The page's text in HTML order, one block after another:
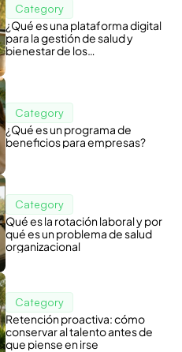
Category
¿Qué es una plataforma digital
para la gestión de salud y
bienestar de los
Category
¿Qué es un programa de
beneficios para empresas?
Category
Qué es la rotación laboral y por
qué es un problema de salud
organizacional
Category
Retención proactiva: cómo
conservar al talento antes de
que piense en irse